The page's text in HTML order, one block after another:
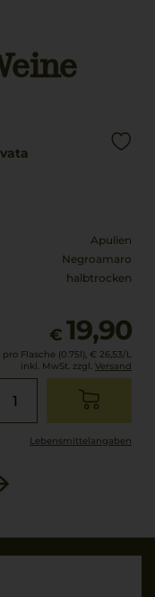
Apulien
Negroamaro
halbtrocken
€ 19,90
pro Flasche (0.75l), € 26,53/L
inkl. MwSt. zzgl. Versand
Lebensmittel­angaben